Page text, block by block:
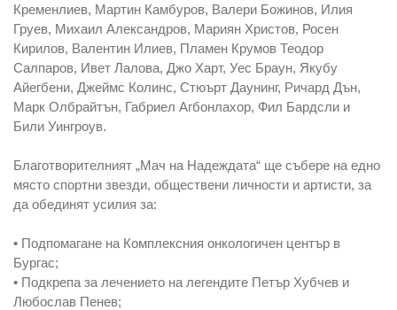
Кременлиев, Мартин Камбуров, Валери Божинов, Илия
Груев, Михаил Александров, Мариян Христов, Росен
Кирилов, Валентин Илиев, Пламен Крумов Теодор
Салпаров, Ивет Лалова, Джо Харт, Уес Браун, Якубу
Айегбени, Джеймс Колинс, Стюърт Даунинг, Ричард Дън,
Марк Олбрайтън, Габриел Агбонлахор, Фил Бардсли и
Били Уингроув.
Благотворителният „Мач на Надеждата“ ще събере на едно
място спортни звезди, обществени личности и артисти, за
да обединят усилия за:
• Подпомагане на Комплексния онкологичен център в
Бургас;
• Подкрепа за лечението на легендите Петър Хубчев и
Любослав Пенев;